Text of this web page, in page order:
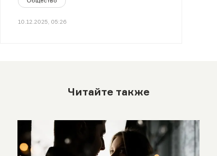
10.12.2025, 05:26
Читайте также